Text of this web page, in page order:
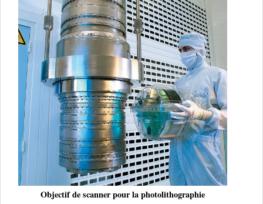
Objectif de scanner pour la photolithographie